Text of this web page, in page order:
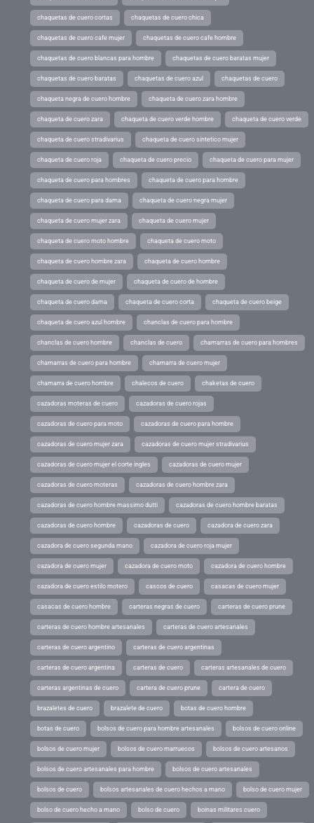
chaquetas de cuero cortas chaquetas de cuero chica
chaquetas de cuero cafe mujer chaquetas de cuero cafe hombre
chaquetas de cuero blancas para hombre chaquetas de cuero baratas mujer
chaquetas de cuero baratas chaquetas de cuero azul chaquetas de cuero
chaqueta negra de cuero hombre chaqueta de cuero zara hombre
chaqueta de cuero zara chaqueta de cuero verde hombre chaqueta de cuero verde
chaqueta de cuero stradivarius chaqueta de cuero sintetico mujer
chaqueta de cuero roja chaqueta de cuero precio chaqueta de cuero para mujer
chaqueta de cuero para hombres chaqueta de cuero para hombre
chaqueta de cuero para dama chaqueta de cuero negra mujer
chaqueta de cuero mujer zara chaqueta de cuero mujer
chaqueta de cuero moto hombre chaqueta de cuero moto
chaqueta de cuero hombre zara chaqueta de cuero hombre
chaqueta de cuero de mujer chaqueta de cuero de hombre
chaqueta de cuero dama chaqueta de cuero corta chaqueta de cuero beige
chaqueta de cuero azul hombre chanclas de cuero para hombre
chanclas de cuero hombre chanclas de cuero chamarras de cuero para hombres
chamarras de cuero para hombre chamarra de cuero mujer
chamarra de cuero hombre chalecos de cuero chaketas de cuero
cazadoras moteras de cuero cazadoras de cuero rojas
cazadoras de cuero para moto cazadoras de cuero para hombre
cazadoras de cuero mujer zara cazadoras de cuero mujer stradivarius
cazadoras de cuero mujer el corte ingles cazadoras de cuero mujer
cazadoras de cuero moteras cazadoras de cuero hombre zara
cazadoras de cuero hombre massimo dutti cazadoras de cuero hombre baratas
cazadoras de cuero hombre cazadoras de cuero cazadora de cuero zara
cazadora de cuero segunda mano cazadora de cuero roja mujer
cazadora de cuero mujer cazadora de cuero moto cazadora de cuero hombre
cazadora de cuero estilo motero cascos de cuero casacas de cuero mujer
casacas de cuero hombre carteras negras de cuero carteras de cuero prune
carteras de cuero hombre artesanales carteras de cuero artesanales
carteras de cuero argentino carteras de cuero argentinas
carteras de cuero argentina carteras de cuero carteras artesanales de cuero
carteras argentinas de cuero cartera de cuero prune cartera de cuero
brazaletes de cuero brazalete de cuero botas de cuero hombre
botas de cuero bolsos de cuero para hombre artesanales bolsos de cuero online
bolsos de cuero mujer bolsos de cuero marruecos bolsos de cuero artesanos
bolsos de cuero artesanales para hombre bolsos de cuero artesanales
bolsos de cuero bolsos artesanales de cuero hechos a mano bolso de cuero mujer
bolso de cuero hecho a mano bolso de cuero boinas militares cuero